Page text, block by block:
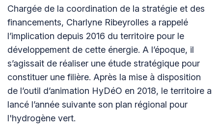
Chargée de la coordination de la stratégie et des
financements, Charlyne Ribeyrolles a rappelé
l’implication depuis 2016 du territoire pour le
développement de cette énergie. A l’époque, il
s’agissait de réaliser une étude stratégique pour
constituer une filière. Après la mise à disposition
de l’outil d’animation HyDéO en 2018, le territoire a
lancé l’année suivante son plan régional pour
l'hydrogène vert.